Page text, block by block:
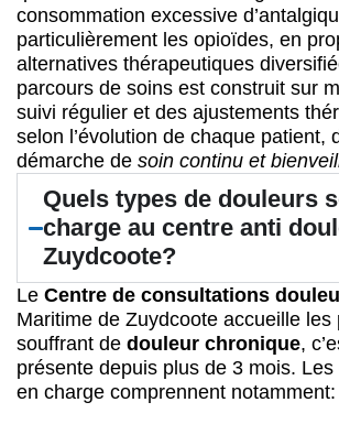
consommation excessive
particulièrement les opioïdes, en
alternatives thérapeutiques
parcours de soins est construit sur
suivi régulier et des ajustements
selon l’évolution de chaque patient,
démarche de soin continu et
Quels types de douleurs
charge au centre anti
Zuydcoote?
Le Centre de consultations
Maritime de Zuydcoote accueille les
souffrant de douleur chronique,
présente depuis plus de 3 mois.
en charge comprennent notamment: